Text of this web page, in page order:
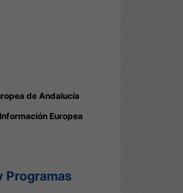
de Andalucía
Europea
Programas